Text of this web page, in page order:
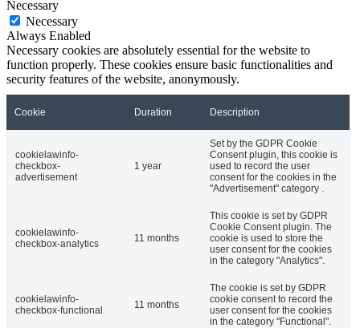
Necessary
Necessary
Always Enabled
Necessary cookies are absolutely essential for the website to
function properly. These cookies ensure basic functionalities and
security features of the website, anonymously.
Cookie Duration Description
cookielawinfo-
checkbox-
advertisement
1 year
Set by the GDPR Cookie
Consent plugin, this cookie is
used to record the user
consent for the cookies in the
"Advertisement" category .
cookielawinfo-
checkbox-analytics
11 months
This cookie is set by GDPR
Cookie Consent plugin. The
cookie is used to store the
user consent for the cookies
in the category "Analytics".
cookielawinfo-
checkbox-functional
11 months
The cookie is set by GDPR
cookie consent to record the
user consent for the cookies
in the category "Functional".